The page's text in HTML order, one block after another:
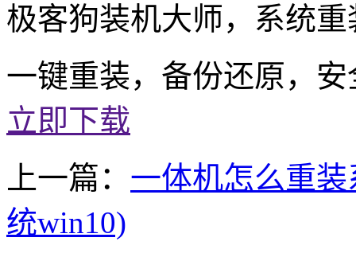
极客狗装机大师，系统
一键重装，备份还原，
立即下载
上一篇： 一体机怎么重
统win10)